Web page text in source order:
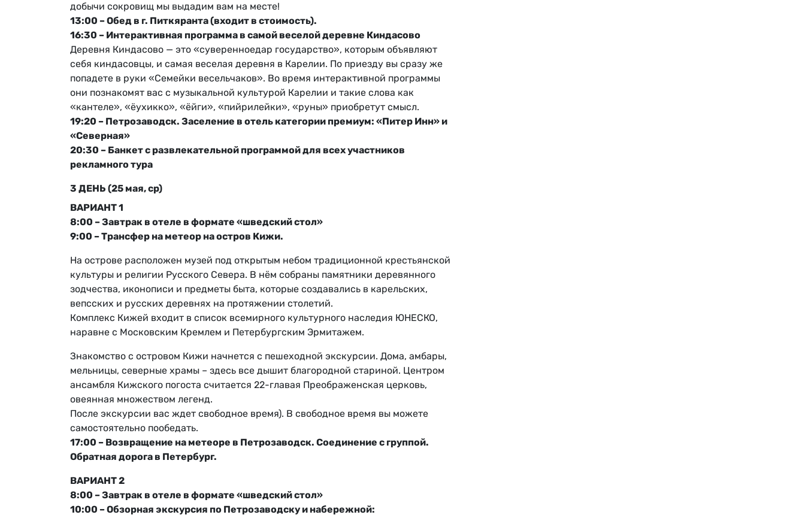
добычи сокровищ мы выдадим вам на месте!
13:00 – Обед в г. Питкяранта (входит в стоимость).
16:30 – Интерактивная программа в самой веселой деревне Киндасово
Деревня Киндасово — это «суверенноедар государство», которым объявляют
себя киндасовцы, и самая веселая деревня в Карелии. По приезду вы сразу же
попадете в руки «Семейки весельчаков». Во время интерактивной программы
они познакомят вас с музыкальной культурой Карелии и такие слова как
«кантеле», «ёухикко», «ёйги», «пийрилейки», «руны» приобретут смысл.
19:20 – Петрозаводск. Заселение в отель категории премиум: «Питер Инн» и
«Северная»
20:30 – Банкет с развлекательной программой для всех участников
рекламного тура
3 ДЕНЬ (25 мая, ср)
ВАРИАНТ 1
8:00 – Завтрак в отеле в формате «шведский стол»
9:00 – Трансфер на метеор на остров Кижи.
На острове расположен музей под открытым небом традиционной крестьянской
культуры и религии Русского Севера. В нём собраны памятники деревянного
зодчества, иконописи и предметы быта, которые создавались в карельских,
вепсских и русских деревнях на протяжении столетий.
Комплекс Кижей входит в список всемирного культурного наследия ЮНЕСКО,
наравне с Московским Кремлем и Петербургским Эрмитажем.
Знакомство с островом Кижи начнется с пешеходной экскурсии. Дома, амбары,
мельницы, северные храмы – здесь все дышит благородной стариной. Центром
ансамбля Кижского погоста считается 22-главая Преображенская церковь,
овеянная множеством легенд.
После экскурсии вас ждет свободное время). В свободное время вы можете
самостоятельно пообедать.
17:00 – Возвращение на метеоре в Петрозаводск. Соединение с группой.
Обратная дорога в Петербург.
ВАРИАНТ 2
8:00 – Завтрак в отеле в формате «шведский стол»
10:00 – Обзорная экскурсия по Петрозаводску и набережной: